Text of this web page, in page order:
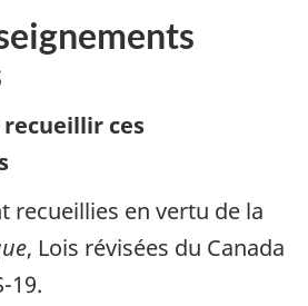
ces
recueillies en vertu de la
, Lois révisées du Canada
19.